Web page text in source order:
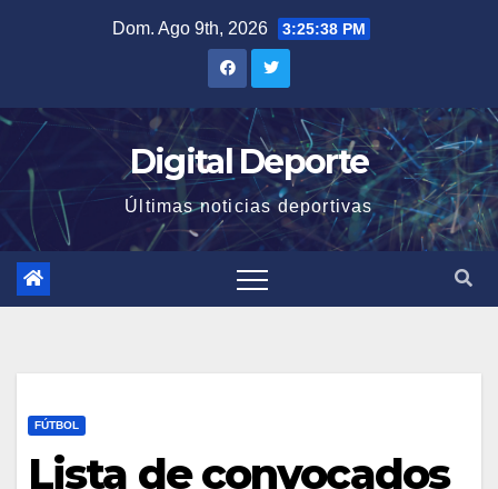
Dom. Ago 9th, 2026 3:25:38 PM
Digital Deporte
Últimas noticias deportivas
FÚTBOL
Lista de convocados